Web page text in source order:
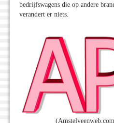
bedrijfswagens die op andere
verandert er niets.